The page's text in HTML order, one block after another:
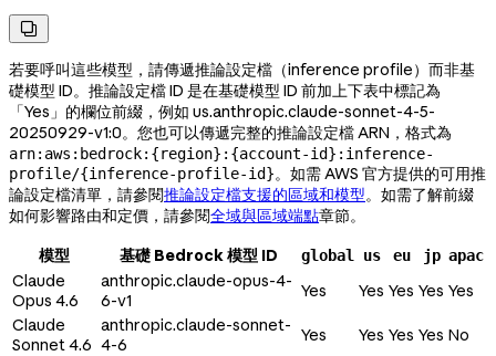

若要呼叫這些模型，請傳遞推論設定檔（inference profile）而非基
礎模型 ID。推論設定檔 ID 是在基礎模型 ID 前加上下表中標記為
「Yes」的欄位前綴，例如 us.anthropic.claude-sonnet-4-5-
20250929-v1:0。您也可以傳遞完整的推論設定檔 ARN，格式為
arn:aws:bedrock:{region}:{account-id}:inference-
profile/{inference-profile-id}。如需 AWS 官方提供的可用推
論設定檔清單，請參閱推論設定檔支援的區域和模型。如需了解前綴
如何影響路由和定價，請參閱全域與區域端點章節。
模型
基礎 Bedrock 模型 ID global us eu jp apac
Claude
Opus 4.6
anthropic.claude-opus-4-
6-v1
Yes Yes Yes Yes Yes
Claude
Sonnet 4.6
anthropic.claude-sonnet-
4-6
Yes Yes Yes Yes No